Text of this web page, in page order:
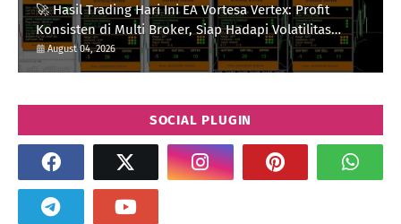
🚀 Hasil Trading Hari Ini EA Vortesa Vertex: Profit
Konsisten di Multi Broker, Siap Hadapi Volatilitas
XAUUSD
August 04, 2026
SOCIAL PLUGIN